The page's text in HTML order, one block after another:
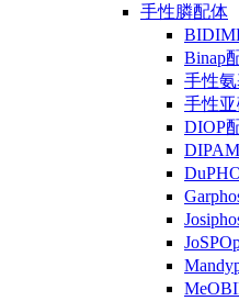
手性膦配体
Binap
手性
手性
DIOP